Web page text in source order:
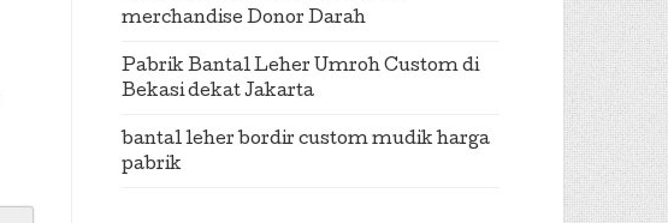
merchandise Donor Darah
Pabrik Bantal Leher Umroh Custom di
Bekasi dekat Jakarta
bantal leher bordir custom mudik harga
pabrik